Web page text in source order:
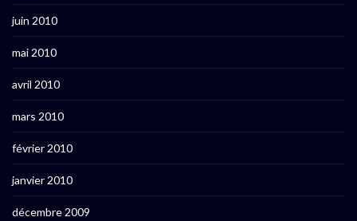
juin 2010
mai 2010
avril 2010
mars 2010
février 2010
janvier 2010
décembre 2009